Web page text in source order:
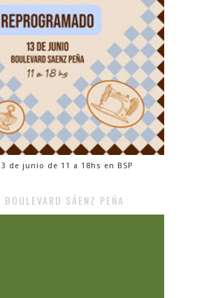
de junio de 11 a 18hs en BSP
BOULEVARD SÁENZ PEÑA